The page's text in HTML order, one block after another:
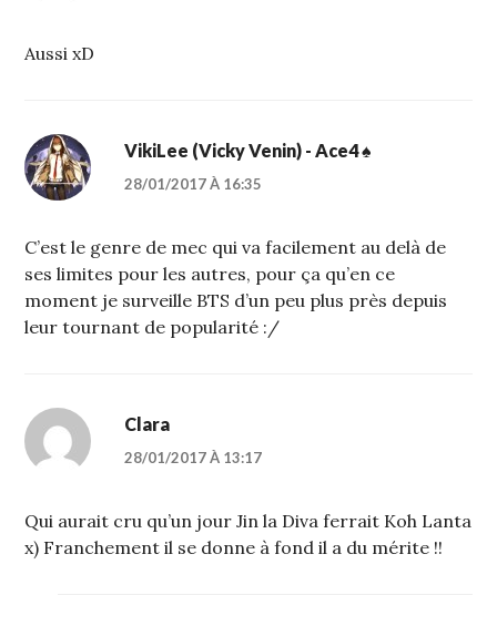
Aussi xD
VikiLee (Vicky Venin) - Ace4 ♠
28/01/2017 À 16:35
C’est le genre de mec qui va facilement au delà de
ses limites pour les autres, pour ça qu’en ce
moment je surveille BTS d’un peu plus près depuis
leur tournant de popularité :/
Clara
28/01/2017 À 13:17
Qui aurait cru qu’un jour Jin la Diva ferrait Koh Lanta
x) Franchement il se donne à fond il a du mérite !!